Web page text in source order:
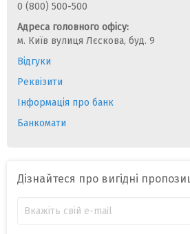
0 (800) 500-500
Адреса головного офісу:
м. Київ вулиця Лєскова, буд. 9
Відгуки
Реквізити
Інформація про банк
Банкомати
Дізнайтеся про вигідні